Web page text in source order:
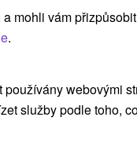
vyhľadávanej obci
mohli vám
.
webovými
služby podle toho,